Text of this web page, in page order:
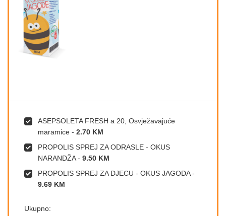
ASEPSOLETA FRESH a 20, Osvježavajuće
maramice - 2.70 KM
PROPOLIS SPREJ ZA ODRASLE - OKUS
NARANDŽA- 9.50 KM
PROPOLIS SPREJ ZA DJECU - OKUS JAGODA-
9.69 KM
Ukupno: